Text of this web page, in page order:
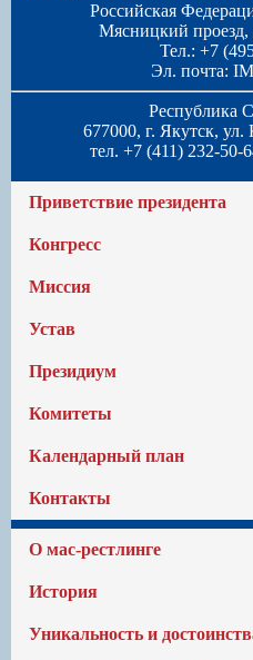
Российская
Мясницкий проезд,
Тел.: +7
Эл. почта:
Республика
677000, г. Якутск,
тел. +7 (411) 232-50-
Приветствие президента
Конгресс
Миссия
Устав
Президиум
Комитеты
Календарный план
Контакты
О мас-рестлинге
История
Уникальность и